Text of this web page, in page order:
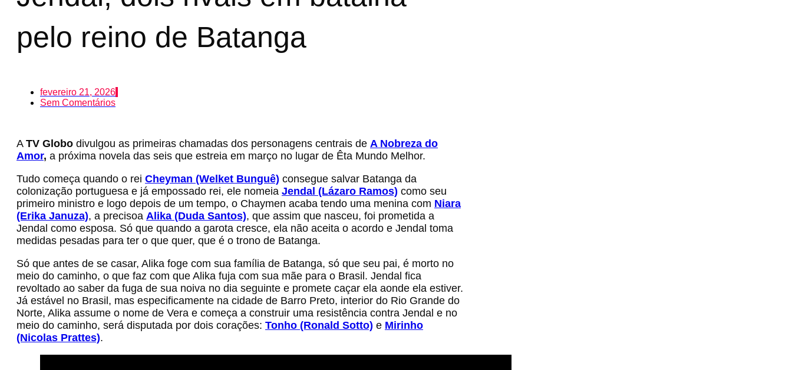
pelo reino de Batanga
fevereiro 21, 2026
Sem Comentários
A TV Globo divulgou as primeiras chamadas dos personagens centrais de A Nobreza do
Amor, a próxima novela das seis que estreia em março no lugar de Êta Mundo Melhor.
Tudo começa quando o rei Cheyman (Welket Bunguê) consegue salvar Batanga da
colonização portuguesa e já empossado rei, ele nomeia Jendal (Lázaro Ramos) como seu
primeiro ministro e logo depois de um tempo, o Chaymen acaba tendo uma menina com Niara
(Erika Januza), a precisoa Alika (Duda Santos), que assim que nasceu, foi prometida a
Jendal como esposa. Só que quando a garota cresce, ela não aceita o acordo e Jendal toma
medidas pesadas para ter o que quer, que é o trono de Batanga.
Só que antes de se casar, Alika foge com sua família de Batanga, só que seu pai, é morto no
meio do caminho, o que faz com que Alika fuja com sua mãe para o Brasil. Jendal fica
revoltado ao saber da fuga de sua noiva no dia seguinte e promete caçar ela aonde ela estiver.
Já estável no Brasil, mas especificamente na cidade de Barro Preto, interior do Rio Grande do
Norte, Alika assume o nome de Vera e começa a construir uma resistência contra Jendal e no
meio do caminho, será disputada por dois corações: Tonho (Ronald Sotto) e Mirinho
(Nicolas Prattes).